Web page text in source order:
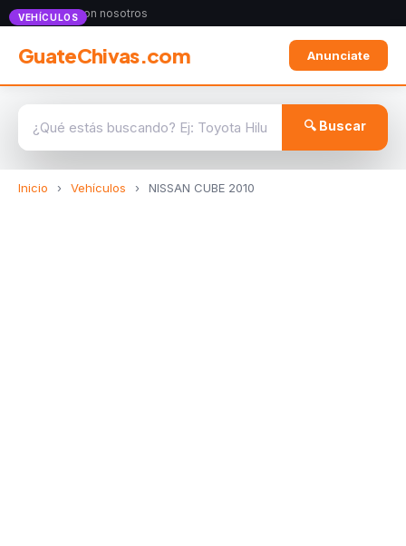
Anunciate con nosotros
GuateChivas.com Anunciate
🔍 Buscar
Inicio › Vehículos › NISSAN CUBE 2010
VEHÍCULOS